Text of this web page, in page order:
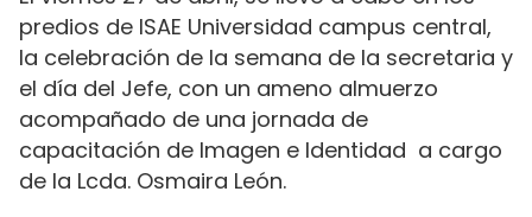
predios de ISAE Universidad campus central,
la celebración de la semana de la secretaria y
el día del Jefe, con un ameno almuerzo
acompañado de una jornada de
capacitación de Imagen e Identidad a cargo
de la Lcda. Osmaira León.